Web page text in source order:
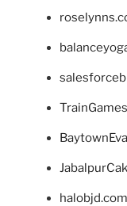
halobjd.com